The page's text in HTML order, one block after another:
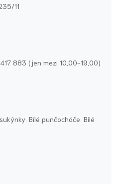
11
883 (jen mezi 10,00-19,00)
Bílé punčocháče. Bílé